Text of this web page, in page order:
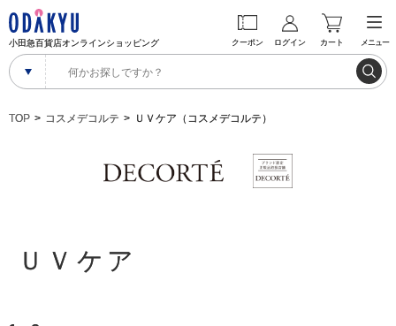
小田急百貨店オンラインショッピング クーポン ログイン カート メニュー
TOP コスメデコルテ ＵＶケア（コスメデコルテ）
ＵＶケア